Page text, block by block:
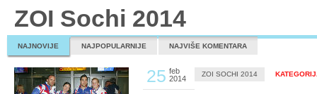
ZOI Sochi 2014
NAJNOVIJE NAJPOPULARNIJE NAJVIŠE KOMENTARA
25 feb
2014
ZOI SOCHI 2014